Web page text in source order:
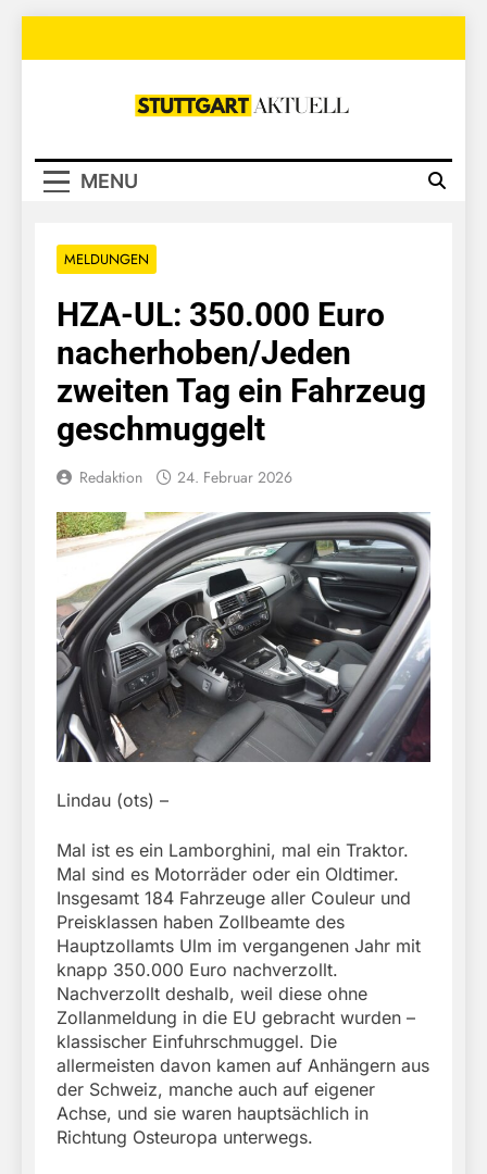
Stuttgart
MENU
MELDUNGEN
HZA-UL: 350.000 Euro
nacherhoben/Jeden
zweiten Tag ein Fahrzeug
geschmuggelt
Redaktion 24. Februar 2026
Lindau (ots) –
Mal ist es ein Lamborghini, mal ein Traktor.
Mal sind es Motorräder oder ein Oldtimer.
Insgesamt 184 Fahrzeuge aller Couleur und
Preisklassen haben Zollbeamte des
Hauptzollamts Ulm im vergangenen Jahr mit
knapp 350.000 Euro nachverzollt.
Nachverzollt deshalb, weil diese ohne
Zollanmeldung in die EU gebracht wurden –
klassischer Einfuhrschmuggel. Die
allermeisten davon kamen auf Anhängern aus
der Schweiz, manche auch auf eigener
Achse, und sie waren hauptsächlich in
Richtung Osteuropa unterwegs.